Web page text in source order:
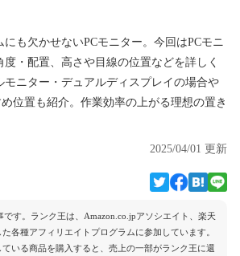
も欠かせないPCモニター。今回はPCモニ
度・配置、高さや目線の位置などを詳しく
モニター・デュアルディスプレイの場合や
位置も紹介。作業効率の上がる理想の置き
2025/04/01 更新
です。ランク王は、Amazon.co.jpアソシエイト、楽天
各種アフィリエイトプログラムに参加しています。
いる商品を購入すると、売上の一部がランク王に還